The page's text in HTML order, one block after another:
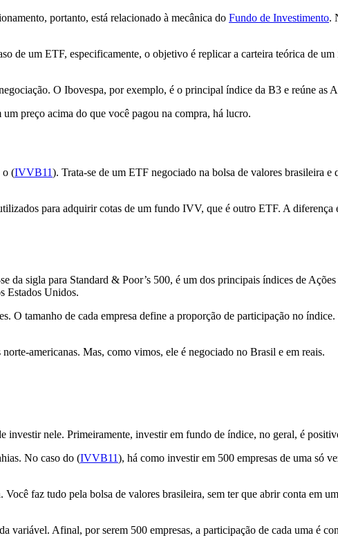
portanto, está relacionado à mecânica do Fundo de Investimento.
de um ETF, especificamente, o objetivo é replicar a carteira teórica de
O Ibovespa, por exemplo, é o principal índice da B3 e reúne as
preço acima do que você pagou na compra, há lucro.
o (IVVB11). Trata-se de um ETF negociado na bolsa de valores brasileira e
para adquirir cotas de um fundo IVV, que é outro ETF. A
da sigla para Standard & Poor’s 500, é um dos principais índices de
Estados Unidos.
O tamanho de cada empresa define a proporção de participação no
americanas. Mas, como vimos, ele é negociado no Brasil e em reais.
investir nele. Primeiramente, investir em fundo de índice, no geral, é
No caso do (IVVB11), há como investir em 500 empresas de uma só
Você faz tudo pela bolsa de valores brasileira, sem ter que abrir conta em
variável. Afinal, por serem 500 empresas, a participação de cada uma é